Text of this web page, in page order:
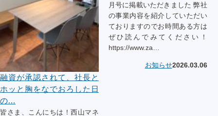
融資が承認されて、社長と
ホッと胸をなでおろした日
の…
皆さま、こんにちは！西山マネ
月号に掲載いただきました 弊社
の事業内容を紹介していただい
ておりますのでお時間ある方は
ぜひ読んでみてください！
https://www.za…
お知らせ2026.03.06